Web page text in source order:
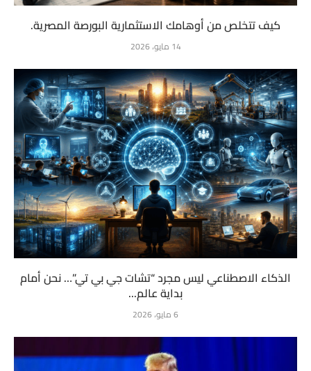
كيف تتخلص من أوهامك الاستثمارية البورصة المصرية.
14 مايو، 2026
الذكاء الاصطناعي ليس مجرد “تشات جي بي تي”… نحن أمام
بداية عالم...
6 مايو، 2026